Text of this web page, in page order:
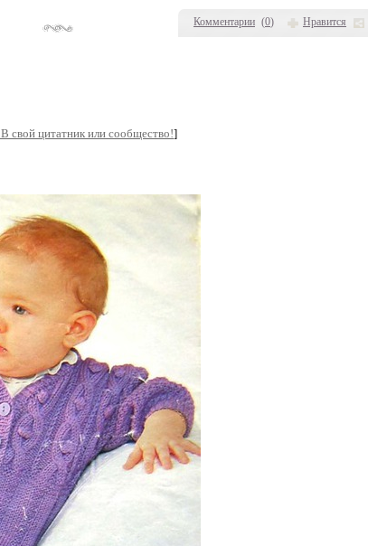
Комментарии (0) Нравится
В свой цитатник или сообщество!]